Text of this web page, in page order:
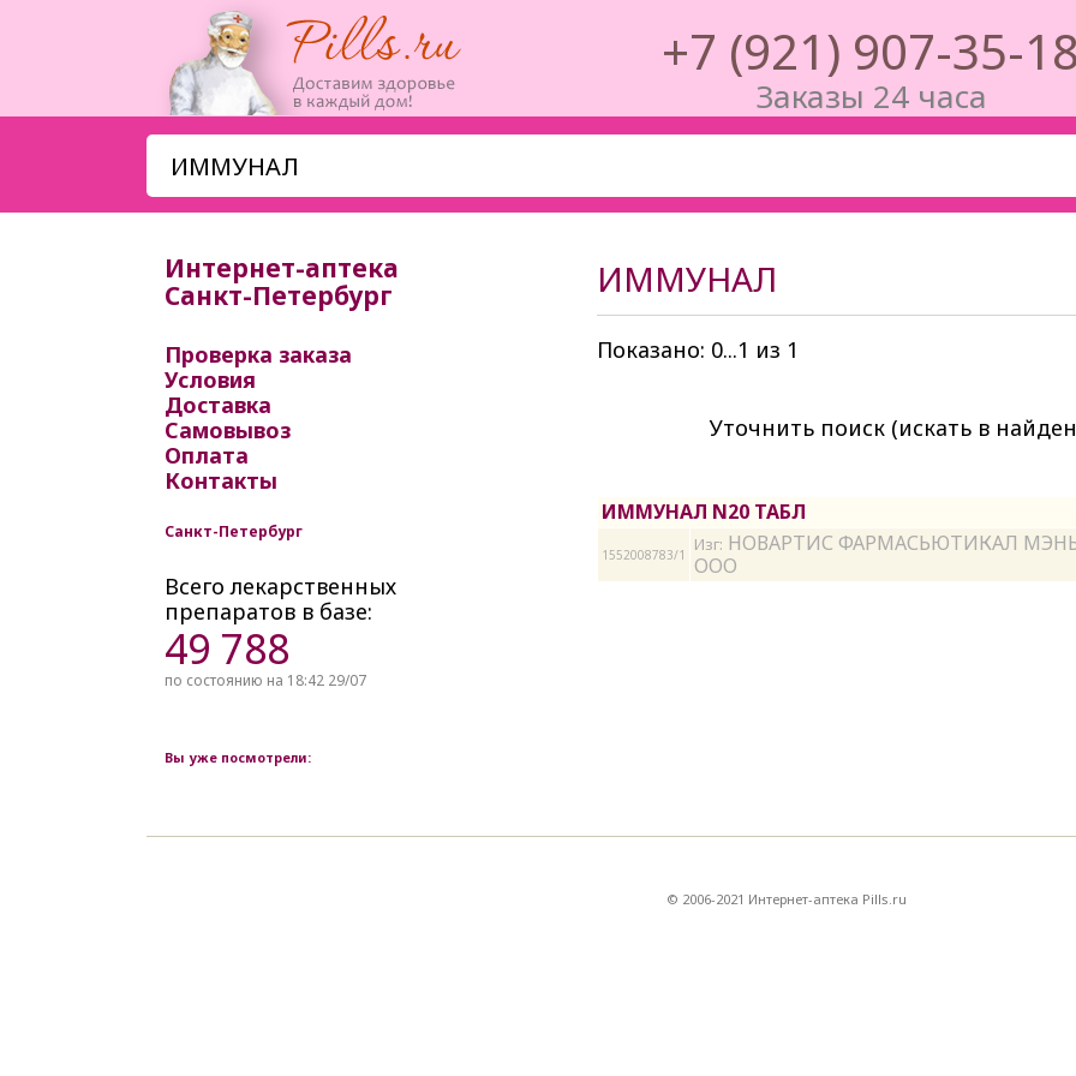
‭+7 (921) 907-35-18
Заказы 24 часа
Интернет-аптека
Санкт-Петербург
Проверка заказа
Условия
Доставка
Самовывоз
Оплата
Контакты
Санкт-Петербург
Всего лекарственных
препаратов в базе:
49 788
по состоянию на 18:42 29/07
Вы уже посмотрели:
ИММУНАЛ
Показано: 0...1 из 1
Уточнить поиск (искать в
ИММУНАЛ N20 ТАБЛ
1552008783/1 Изг: НОВАРТИС ФАРМАСЬЮТИКАЛ
ООО
© 2006-2021 Интернет-аптека Pills.ru